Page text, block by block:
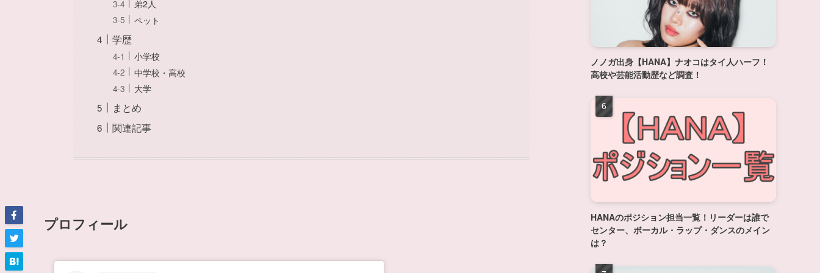
弟2人
ペット
学歴
小学校
中学校・高校
大学
まとめ
関連記事
プロフィール
ノノガ出身【HANA】ナオコはタイ人ハーフ！
高校や芸能活動歴など調査！
HANAのポジション担当一覧！リーダーは誰で
センター、ボーカル・ラップ・ダンスのメイン
は？